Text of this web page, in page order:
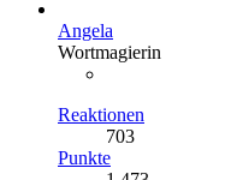
Angela
Wortmagierin
Reaktionen
703
Punkte